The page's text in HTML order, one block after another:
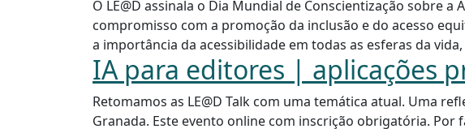
O LE@D assinala o Dia Mundial de Conscientização sobre
compromisso com a promoção da inclusão e do acesso
a importância da acessibilidade em todas as esferas da
IA para editores | aplicações
Retomamos as LE@D Talk com uma temática atual. Uma
Granada. Este evento online com inscrição obrigatória. Por